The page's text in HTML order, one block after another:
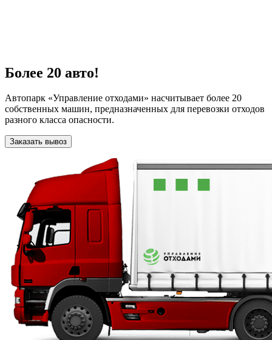
Более 20 авто!
Автопарк «Управление отходами» насчитывает более 20
собственных машин, предназначенных для перевозки отходов
разного класса опасности.
Заказать вывоз